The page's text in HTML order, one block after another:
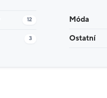
12
3
Móda
Ostatní